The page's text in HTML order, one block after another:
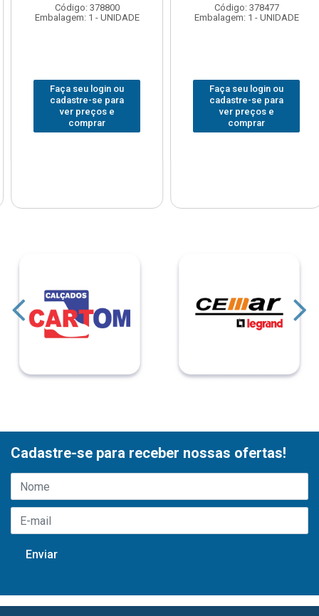
Código: 378800
Embalagem: 1 - UNIDADE
Faça seu login ou
cadastre-se para
ver preços e
comprar
Código: 378477
Embalagem: 1 - UNIDADE
Faça seu login ou
cadastre-se para
ver preços e
comprar
Cadastre-se para receber nossas ofertas!